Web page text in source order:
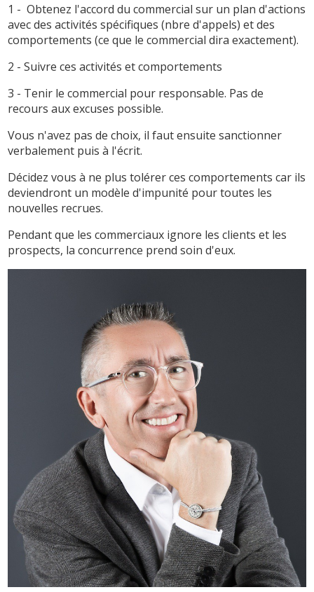
1 - Obtenez l'accord du commercial sur un plan d'actions
avec des activités spécifiques (nbre d'appels) et des
comportements (ce que le commercial dira exactement).
2 - Suivre ces activités et comportements
3 - Tenir le commercial pour responsable. Pas de
recours aux excuses possible.
Vous n'avez pas de choix, il faut ensuite sanctionner
verbalement puis à l'écrit.
Décidez vous à ne plus tolérer ces comportements car ils
deviendront un modèle d'impunité pour toutes les
nouvelles recrues.
Pendant que les commerciaux ignore les clients et les
prospects, la concurrence prend soin d'eux.